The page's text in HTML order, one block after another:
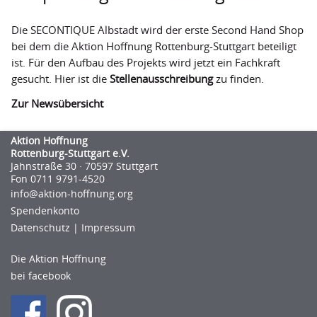
Outlets
Hilfstransporte
Projekte
Projektförderung ausgesetzt
Geförderte Projekte
Weitere Fördermöglichkeiten
Termine
Grundverständnis
Mitgliedsverbände
Die SECONTIQUE Albstadt wird der erste Second Hand Shop
bei dem die Aktion Hoffnung Rottenburg-Stuttgart beteiligt
ist. Für den Aufbau des Projekts wird jetzt ein Fachkraft
gesucht. Hier ist die Stellenausschreibungzu finden.
Zur Newsübersicht
Aktion Hoffnung
Rottenburg-Stuttgart e.V.
Jahnstraße 30 · 70597 Stuttgart
Fon 0711 9791-4520
info@aktion-hoﬀnung.org
Spendenkonto
Datenschutz | Impressum
Die Aktion Hoffnung
bei facebook